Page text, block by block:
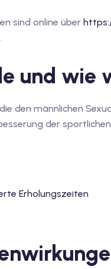
sind online über
und wie
den männlichen
der
Erholungszeiten